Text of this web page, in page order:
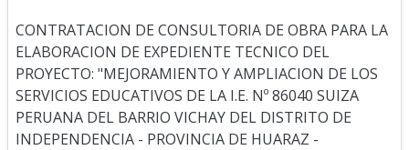
CONTRATACION DE CONSULTORIA DE OBRA PARA LA
ELABORACION DE EXPEDIENTE TECNICO DEL
PROYECTO: "MEJORAMIENTO Y AMPLIACION DE LOS
SERVICIOS EDUCATIVOS DE LA I.E. Nº 86040 SUIZA
PERUANA DEL BARRIO VICHAY DEL DISTRITO DE
INDEPENDENCIA - PROVINCIA DE HUARAZ -